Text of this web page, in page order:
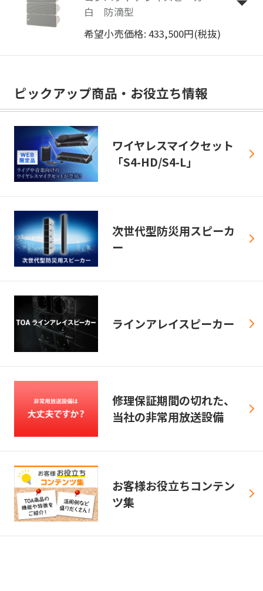
白 防滴型
希望小売価格: 433,500円(税抜)
ピックアップ商品・お役立ち情報
ワイヤレスマイクセット
「S4-HD/S4-L」
次世代型防災用スピーカ
ー
ラインアレイスピーカー
修理保証期間の切れた、
当社の非常用放送設備
お客様お役立ちコンテン
ツ集